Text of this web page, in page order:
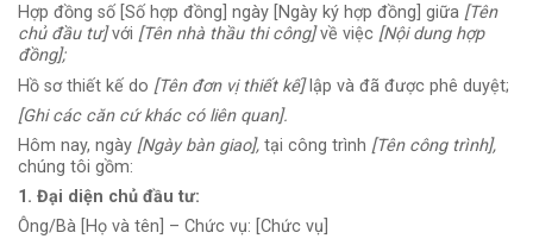
Hợp đồng số [Số hợp đồng] ngày [Ngày ký hợp đồng] giữa [Tên
chủ đầu tư]với [Tên nhà thầu thi công]về việc [Nội dung hợp
đồng];
Hồ sơ thiết kế do [Tên đơn vị thiết kế]lập và đã được phê duyệt;
[Ghi các căn cứ khác có liên quan].
Hôm nay, ngày [Ngày bàn giao], tại công trình [Tên công trình],
chúng tôi gồm:
1. Đại diện chủ đầu tư:
Ông/Bà [Họ và tên] – Chức vụ: [Chức vụ]